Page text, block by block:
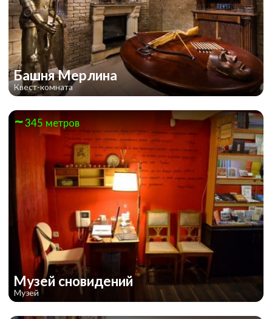
Башня Мерлина
Квест-комната
345 метров
Музей сновидений
Музей